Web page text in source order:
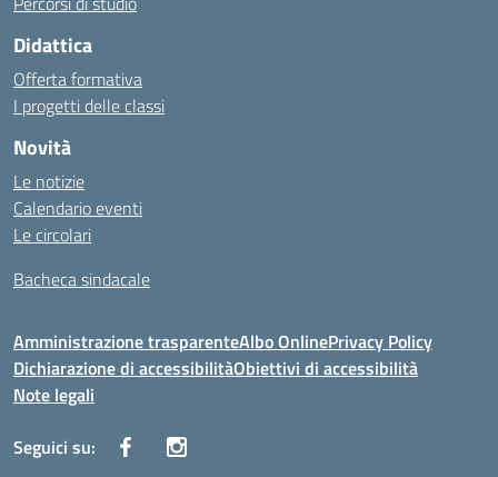
Didattica
Offerta formativa
I progetti delle classi
Novità
Le notizie
Calendario eventi
Le circolari
Bacheca sindacale
Amministrazione trasparenteAlbo OnlinePrivacy Policy
Dichiarazione di accessibilitàObiettivi di accessibilità
Note legali
Seguici su: